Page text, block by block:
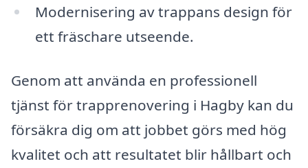
Modernisering av trappans design för
ett fräschare utseende.
Genom att använda en professionell
tjänst för trapprenovering i Hagby kan du
försäkra dig om att jobbet görs med hög
kvalitet och att resultatet blir hållbart och